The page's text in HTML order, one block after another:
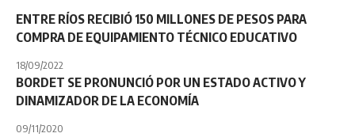
ENTRE RÍOS RECIBIÓ 150 MILLONES DE PESOS PARA
COMPRA DE EQUIPAMIENTO TÉCNICO EDUCATIVO
18/09/2022
BORDET SE PRONUNCIÓ POR UN ESTADO ACTIVO Y
DINAMIZADOR DE LA ECONOMÍA
09/11/2020